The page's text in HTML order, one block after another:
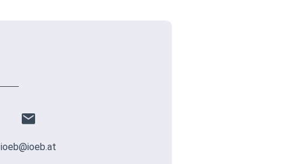
ioeb@ioeb.at